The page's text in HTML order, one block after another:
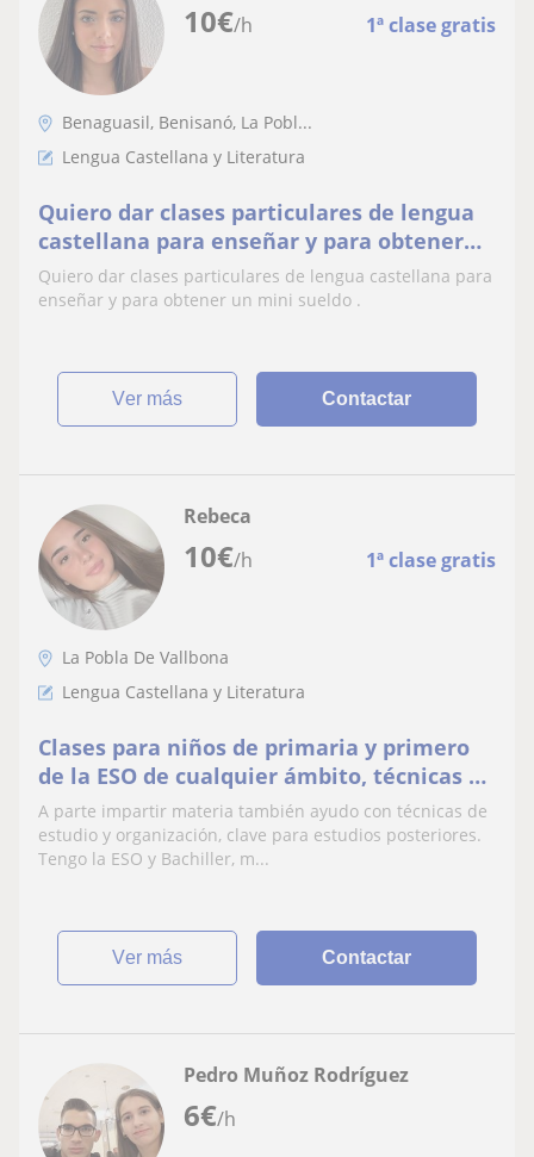
10€/h 1ª clase gratis
Benaguasil, Benisanó, La Pobl...
Lengua Castellana y Literatura
Quiero dar clases particulares de lengua
castellana para enseñar y para obtener
un mini sueldo
Quiero dar clases particulares de lengua castellana para
enseñar y para obtener un mini sueldo .
ver más Contactar
10€/h 1ª clase gratis
Rebeca
La Pobla De Vallbona
Lengua Castellana y Literatura
Clases para niños de primaria y primero
de la ESO de cualquier ámbito, técnicas de
estudio y organizar
A parte impartir materia también ayudo con técnicas de
estudio y organización, clave para estudios posteriores.
Tengo la ESO y Bachiller, m...
ver más Contactar
6€/h
Pedro Muñoz Rodríguez